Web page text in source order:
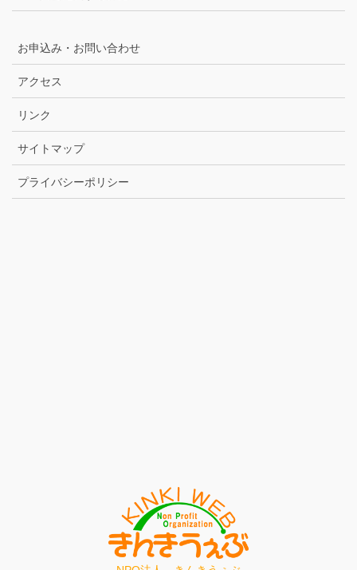
お申込み・お問い合わせ
アクセス
リンク
サイトマップ
プライバシーポリシー